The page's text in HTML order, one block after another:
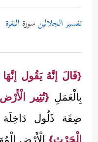
تفسير الجلالينسورة البقرة
{قَالَ إنَّهُ يَقُول
بِالْعَمَلِ {تُثِير
صِفَة ذَلُول
الْحَرْث} الْأَرْض